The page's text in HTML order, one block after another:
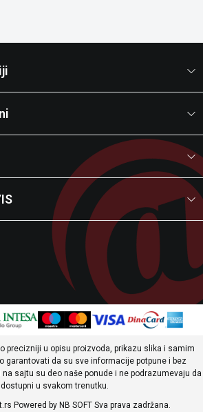
precizniji u opisu proizvoda, prikazu slika i samim
garantovati da su sve informacije potpune i bez
na sajtu su deo naše ponude i ne podrazumevaju da
u svakom trenutku.
Powered by NB SOFT Sva prava zadržana.